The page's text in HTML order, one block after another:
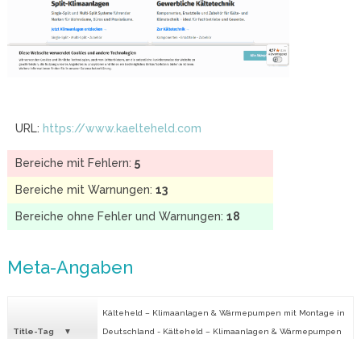
URL: https://www.kaelteheld.com
Bereiche mit Fehlern: 5
Bereiche mit Warnungen: 13
Bereiche ohne Fehler und Warnungen: 18
Meta-Angaben
Title-Tag
Kälteheld – Klimaanlagen & Wärmepumpen mit Montage in
Deutschland - Kälteheld – Klimaanlagen & Wärmepumpen